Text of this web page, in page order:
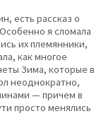
есть рассказ о
я сломала
их племянники,
как многое
Зима, которые в
неоднократно,
— причем в
просто менялись